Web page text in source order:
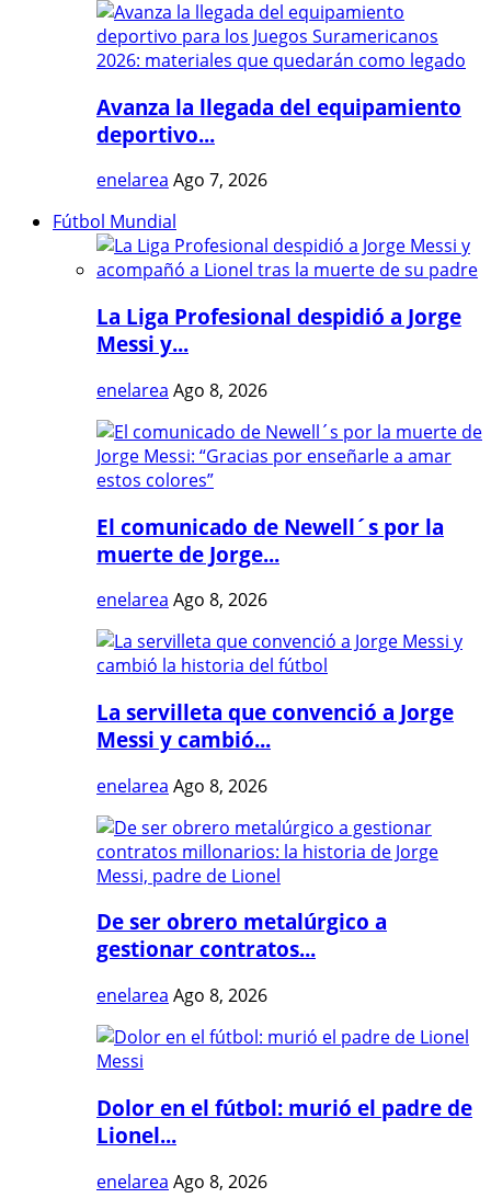
Avanza la llegada del equipamiento
deportivo...
enelarea Ago 7, 2026
Fútbol Mundial
La Liga Profesional despidió a Jorge
Messi y...
enelarea Ago 8, 2026
El comunicado de Newell´s por la
muerte de Jorge...
enelarea Ago 8, 2026
La servilleta que convenció a Jorge
Messi y cambió...
enelarea Ago 8, 2026
De ser obrero metalúrgico a
gestionar contratos...
enelarea Ago 8, 2026
Dolor en el fútbol: murió el padre de
Lionel...
enelarea Ago 8, 2026